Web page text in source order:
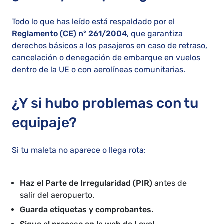
Todo lo que has leído está respaldado por el
Reglamento (CE) nº 261/2004, que garantiza
derechos básicos a los pasajeros en caso de retraso,
cancelación o denegación de embarque en vuelos
dentro de la UE o con aerolíneas comunitarias.
¿Y si hubo problemas con tu
equipaje?
Si tu maleta no aparece o llega rota:
Haz el Parte de Irregularidad (PIR) antes de
salir del aeropuerto.
Guarda etiquetas y comprobantes.